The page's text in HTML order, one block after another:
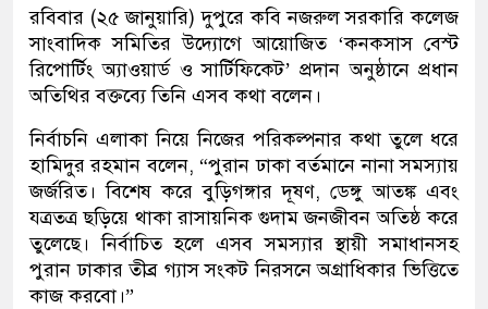
রবিবার (২৫ জানুয়ারি) দুপুরে কবি নজরুল সরকারি কলেজ
সাংবাদিক সমিতির উদ্যোগে আয়োজিত ‘কনকসাস বেস্ট
রিপোর্টিং অ্যাওয়ার্ড ও সার্টিফিকেট’ প্রদান অনুষ্ঠানে প্রধান
অতিথির বক্তব্যে তিনি এসব কথা বলেন।
নির্বাচনি এলাকা নিয়ে নিজের পরিকল্পনার কথা তুলে ধরে
হামিদুর রহমান বলেন, “পুরান ঢাকা বর্তমানে নানা সমস্যায়
জর্জরিত। বিশেষ করে বুড়িগঙ্গার দূষণ, ডেঙ্গু আতঙ্ক এবং
যত্রতত্র ছড়িয়ে থাকা রাসায়নিক গুদাম জনজীবন অতিষ্ঠ করে
তুলেছে। নির্বাচিত হলে এসব সমস্যার স্থায়ী সমাধানসহ
পুরান ঢাকার তীব্র গ্যাস সংকট নিরসনে অগ্রাধিকার ভিত্তিতে
কাজ করবো।”